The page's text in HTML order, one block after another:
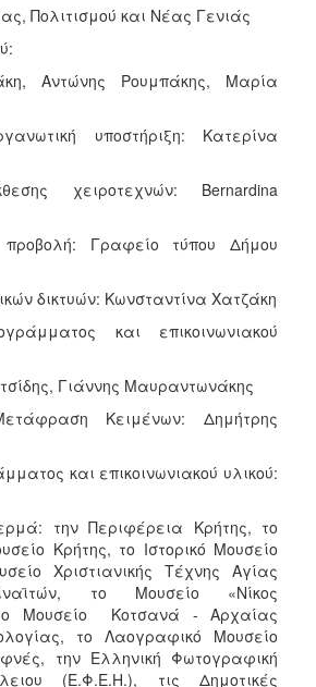
Πολιτισμού και Νέας Γενιάς
Αντώνης Ρουμπάκης, Μαρία
υποστήριξη: Κατερίνα
χειροτεχνών: Bernardina
προβολή: Γραφείο τύπου Δήμου
δικτυών: Κωνσταντίνα Χατζάκη
και επικοινωνιακού
Γιάννης Μαυραντωνάκης
Κειμένων: Δημήτρης
και επικοινωνιακού υλικού:
την Περιφέρεια Κρήτης, το
Κρήτης, το Ιστορικό Μουσείο
Χριστιανικής Τέχνης Αγίας
το Μουσείο «Νίκος
Μουσείο Κοτσανά - Αρχαίας
το Λαογραφικό Μουσείο
την Ελληνική Φωτογραφική
(Ε.Φ.Ε.Η.), τις Δημοτικές